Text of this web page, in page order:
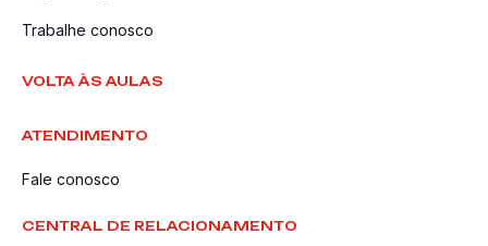
Trabalhe conosco
VOLTA ÀS AULAS
ATENDIMENTO
Fale conosco
CENTRAL DE RELACIONAMENTO